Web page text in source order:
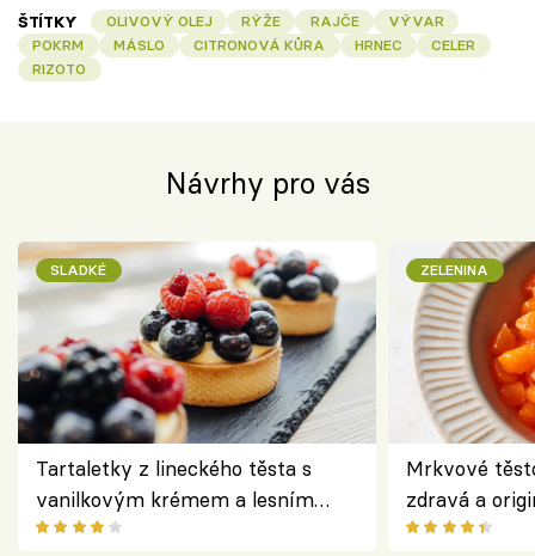
ŠTÍTKY OLIVOVÝ OLEJ RÝŽE RAJČE
VÝVAR
POKRM
MÁSLO CITRONOVÁ KŮRA HRNEC
CELER
RIZOTO
Návrhy pro vás
SLADKÉ
Tartaletky z lineckého těsta s
vanilkovým krémem a lesním
ovocem podle Bread Society
ZELENINA
Mrkvové
zdravá a
klasiky